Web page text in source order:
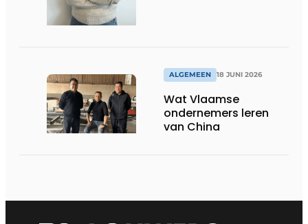
ALGEMEEN 18 JUNI 2026
Wat Vlaamse
ondernemers leren
van China